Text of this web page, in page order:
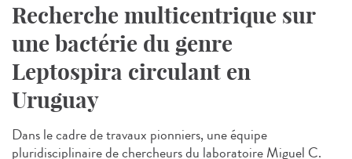
Recherche multicentrique sur
une bactérie du genre
Leptospira circulant en
Uruguay
Dans le cadre de travaux pionniers, une équipe
pluridisciplinaire de chercheurs du laboratoire Miguel C.